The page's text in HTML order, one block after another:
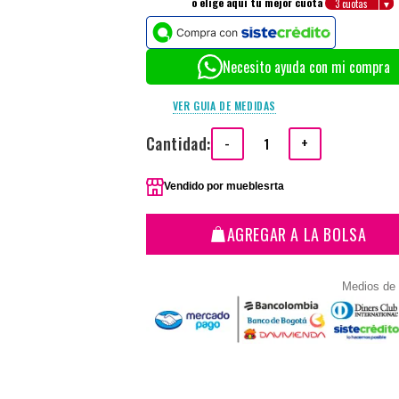
Necesito ayuda con mi compra
VER GUIA DE MEDIDAS
Cantidad: - +
Vendido por mueblesrta
AGREGAR A LA BOLSA
Medios de